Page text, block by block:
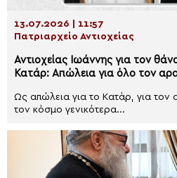
13.07.2026 | 11:57
Πατριαρχείο Αντιοχείας
Αντιοχείας Ιωάννης για τον
Κατάρ: Απώλεια για όλο τον
Ως απώλεια για το Κατάρ, για τον
τον κόσμο γενικότερα...